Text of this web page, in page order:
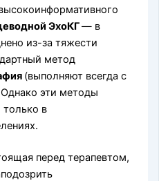
ЭхоКГ— в
из-за тяжести
метод
(выполняют всегда с
Однако эти методы
в
перед терапевтом,